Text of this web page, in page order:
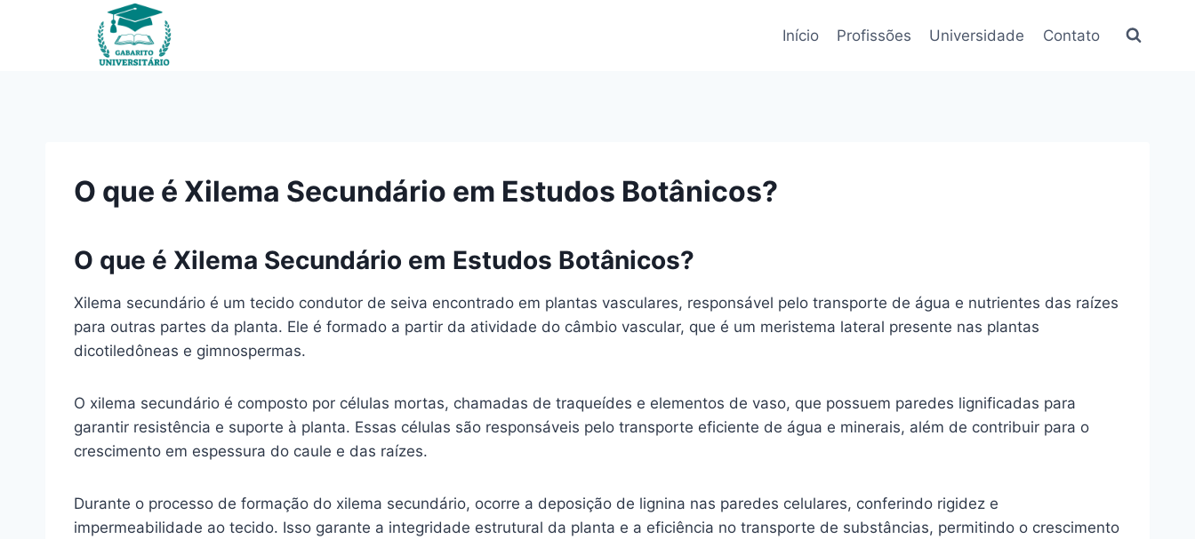
Início Profissões Universidade Contato
O que é Xilema Secundário em Estudos Botânicos?
O que é Xilema Secundário em Estudos Botânicos?
Xilema secundário é um tecido condutor de seiva encontrado em plantas vasculares, responsável pelo transporte de água e nutrientes das raízes
para outras partes da planta. Ele é formado a partir da atividade do câmbio vascular, que é um meristema lateral presente nas plantas
dicotiledôneas e gimnospermas.
O xilema secundário é composto por células mortas, chamadas de traqueídes e elementos de vaso, que possuem paredes lignificadas para
garantir resistência e suporte à planta. Essas células são responsáveis pelo transporte eficiente de água e minerais, além de contribuir para o
crescimento em espessura do caule e das raízes.
Durante o processo de formação do xilema secundário, ocorre a deposição de lignina nas paredes celulares, conferindo rigidez e
impermeabilidade ao tecido. Isso garante a integridade estrutural da planta e a eficiência no transporte de substâncias, permitindo o crescimento